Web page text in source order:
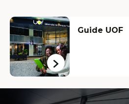
Guide UOF